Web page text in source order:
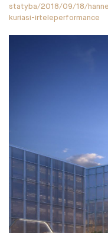
statyba/2018/09/18/
kuriasi-irteleperformance